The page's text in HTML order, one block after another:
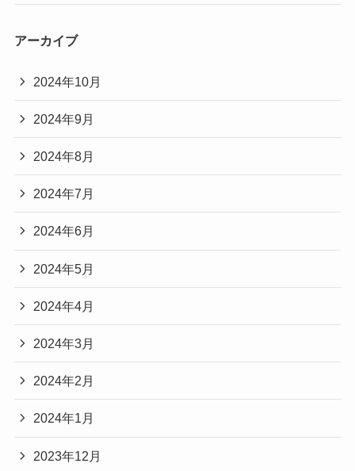
アーカイブ
2024年10月
2024年9月
2024年8月
2024年7月
2024年6月
2024年5月
2024年4月
2024年3月
2024年2月
2024年1月
2023年12月